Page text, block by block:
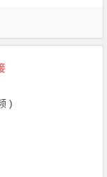
)